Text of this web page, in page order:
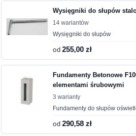
Wysięgniki do słupów
14 wariantów
Wysięgniki do słupów
od255,00 zł
Fundamenty Betonowe
elementami śrubowymi
3 warianty
Fundamenty do słupów
od290,58 zł